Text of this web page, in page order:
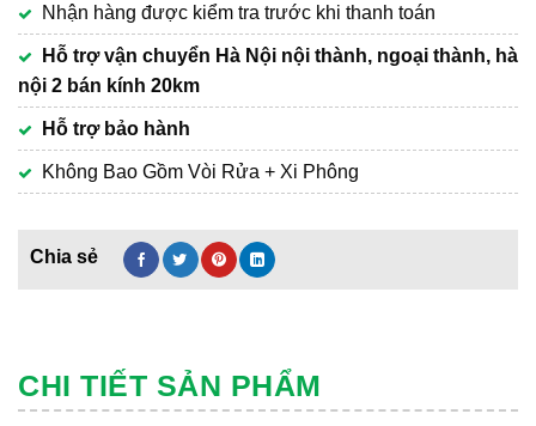
Nhận hàng được kiểm tra trước khi thanh toán
Hỗ trợ vận chuyển Hà Nội nội thành, ngoại thành, hà
nội 2 bán kính 20km
Hỗ trợ bảo hành
Không Bao Gồm Vòi Rửa + Xi Phông
CHI TIẾT SẢN PHẨM